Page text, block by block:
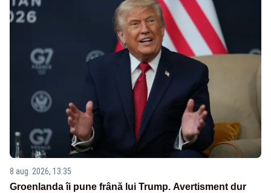
8 aug. 2026, 13:35
Groenlanda îi pune frână lui Trump. Avertisment dur